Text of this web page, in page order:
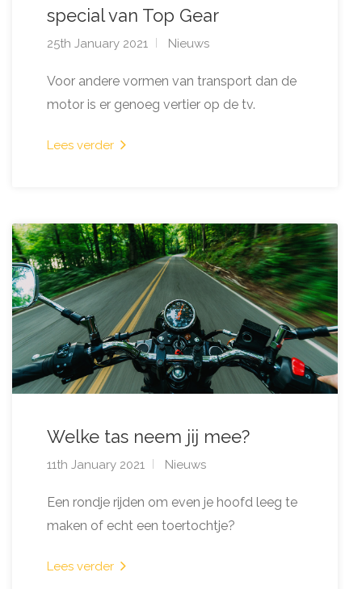
special van Top Gear
25th January 2021 Nieuws
Voor andere vormen van transport dan de
motor is er genoeg vertier op de tv.
Lees verder
Welke tas neem jij mee?
11th January 2021 Nieuws
Een rondje rijden om even je hoofd leeg te
maken of echt een toertochtje?
Lees verder